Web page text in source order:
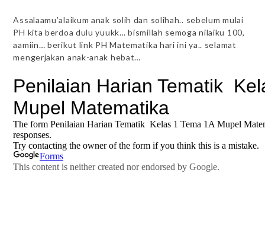
Assalaamu’alaikum anak solih dan solihah.. sebelum mulai
PH kita berdoa dulu yuukk… bismillah semoga nilaiku 100,
aamiin… berikut link PH Matematika hari ini ya.. selamat
mengerjakan anak-anak hebat…